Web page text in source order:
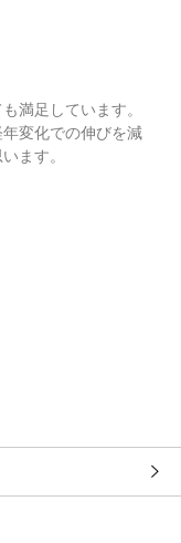
満足しています。
変化での伸びを減
ます。